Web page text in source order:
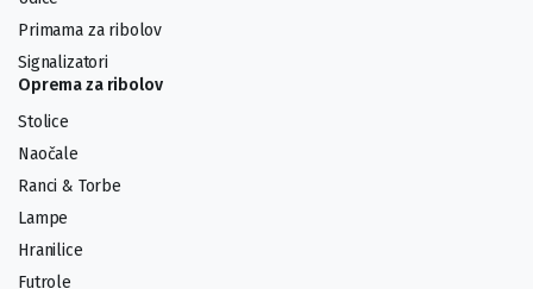
Primama za ribolov
Signalizatori
Oprema za ribolov
Stolice
Naočale
Ranci & Torbe
Lampe
Hranilice
Futrole